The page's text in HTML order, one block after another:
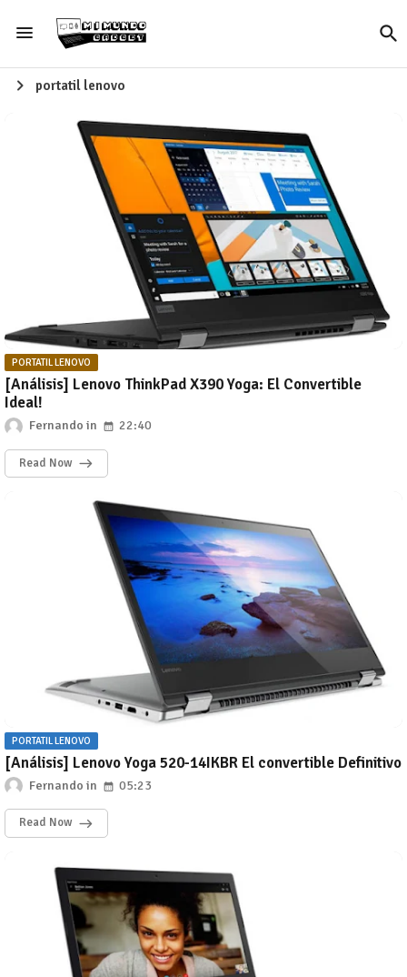
portatil lenovo
PORTATIL LENOVO
[Análisis] Lenovo ThinkPad X390 Yoga: El Convertible
Ideal!
Fernando 22:40
Read Now
PORTATIL LENOVO
[Análisis] Lenovo Yoga 520-14IKBR El convertible Definitivo
Fernando 05:23
Read Now